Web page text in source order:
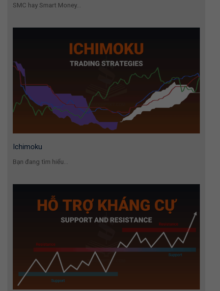
SMC hay Smart Money...
Ichimoku
Bạn đang tìm hiểu...